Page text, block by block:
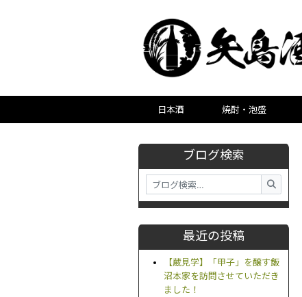
日本酒 焼酎・泡盛
ブログ検索
最近の投稿
【蔵見学】「甲子」を醸す飯
沼本家を訪問させていただき
ました！